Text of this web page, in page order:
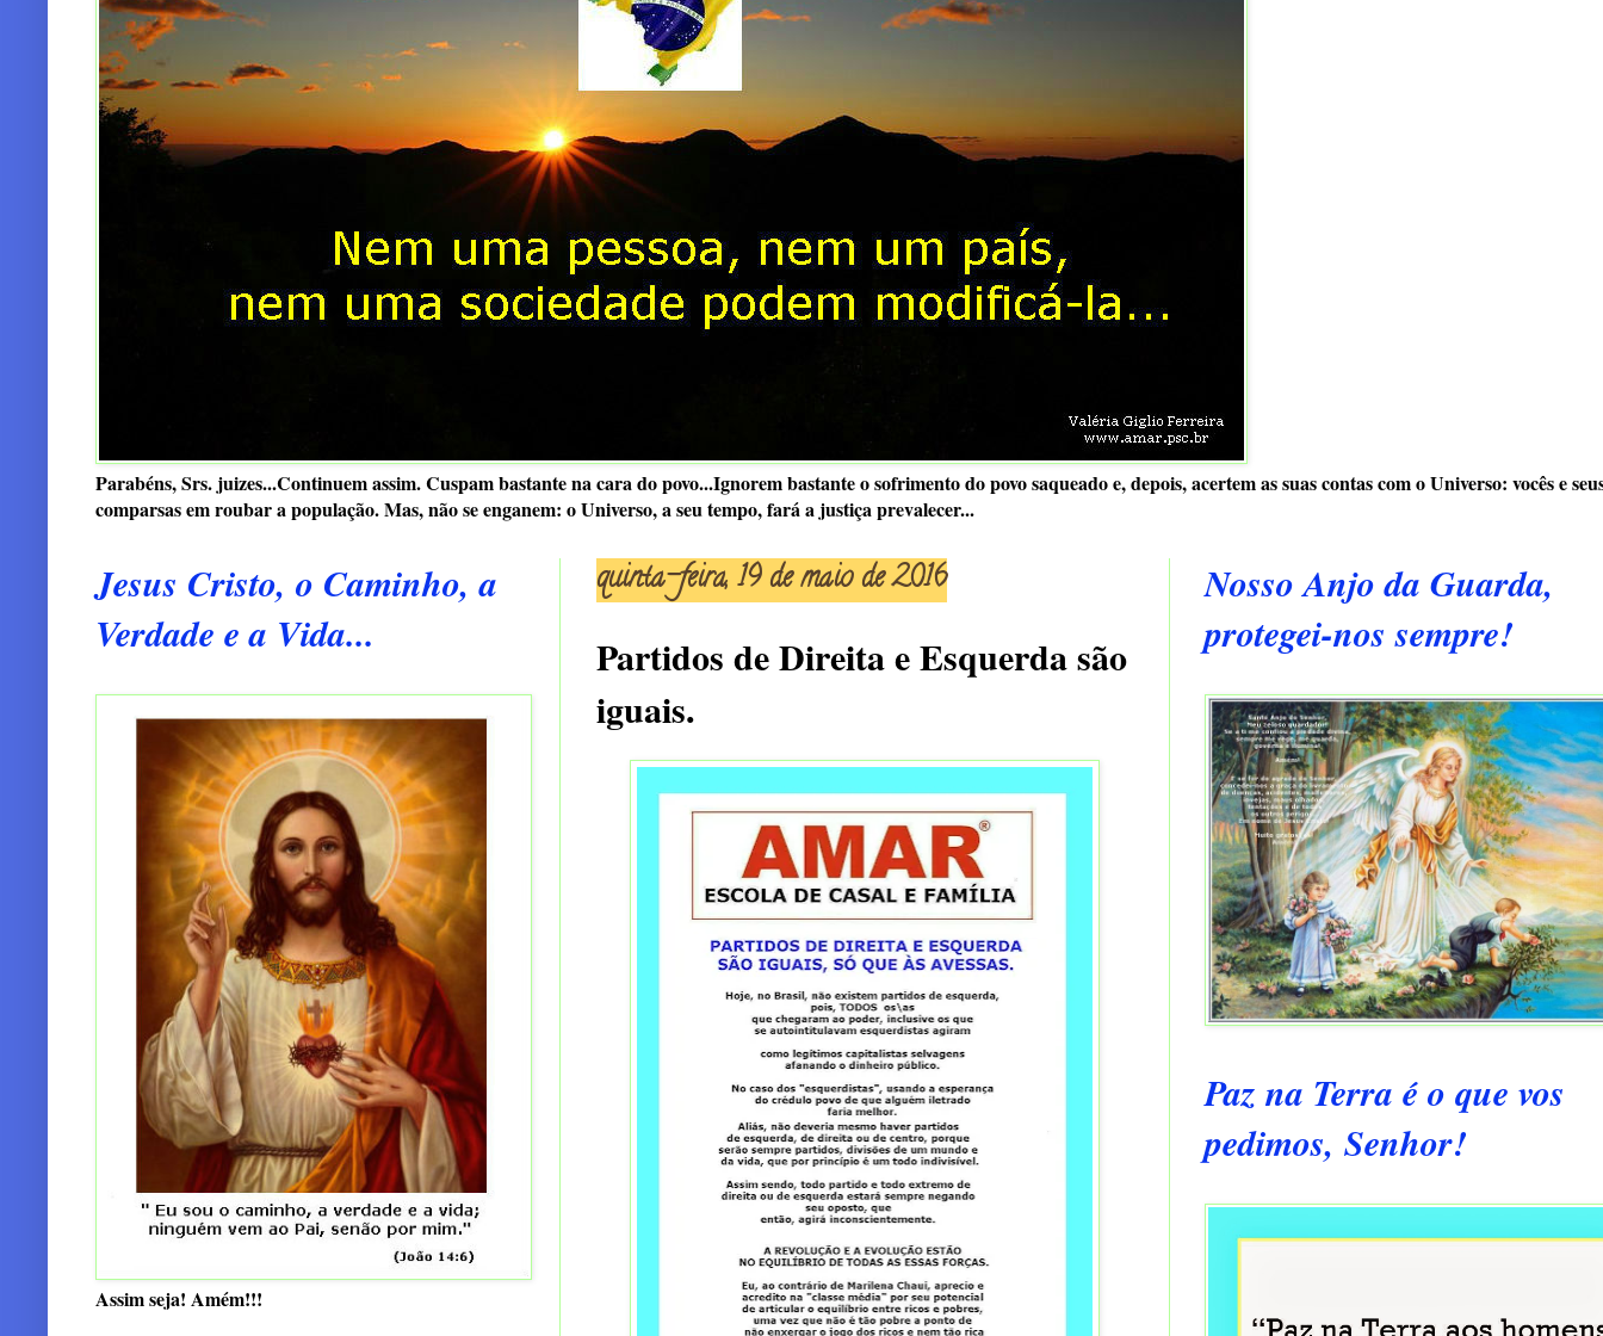
Parabéns, Srs. juizes...Continuem assim. Cuspam bastante na cara do povo...Ignorem bastante o sofrimento do povo saqueado e, depois, acertem as suas contas com o Universo: vocês e
comparsas em roubar a população. Mas, não se enganem: o Universo, a seu tempo, fará a justiça prevalecer...
quinta-feira, 19 de maio de 2016
Partidos de Direita e Esquerda são
iguais.
Jesus Cristo, o Caminho, a
Verdade e a Vida...
Assim seja! Amém!!!
Nosso Anjo da Guarda,
protegei-nos sempre!
Paz na Terra é o que vos
pedimos, Senhor!